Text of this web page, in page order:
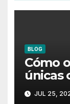
BLOG
Cómo
únicas
JUL 25,